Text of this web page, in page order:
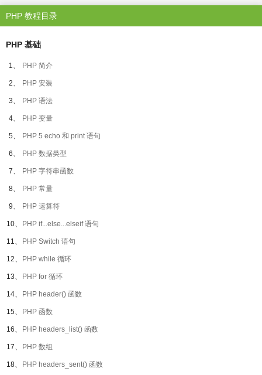
PHP 教程目录
PHP 基础
1、 PHP 简介
2、 PHP 安装
3、 PHP 语法
4、 PHP 变量
5、 PHP 5 echo 和 print 语句
6、 PHP 数据类型
7、 PHP 字符串函数
8、 PHP 常量
9、 PHP 运算符
10、 PHP if...else...elseif 语句
11、 PHP Switch 语句
12、 PHP while 循环
13、 PHP for 循环
14、 PHP header() 函数
15、 PHP 函数
16、 PHP headers_list() 函数
17、 PHP 数组
18、 PHP headers_sent() 函数